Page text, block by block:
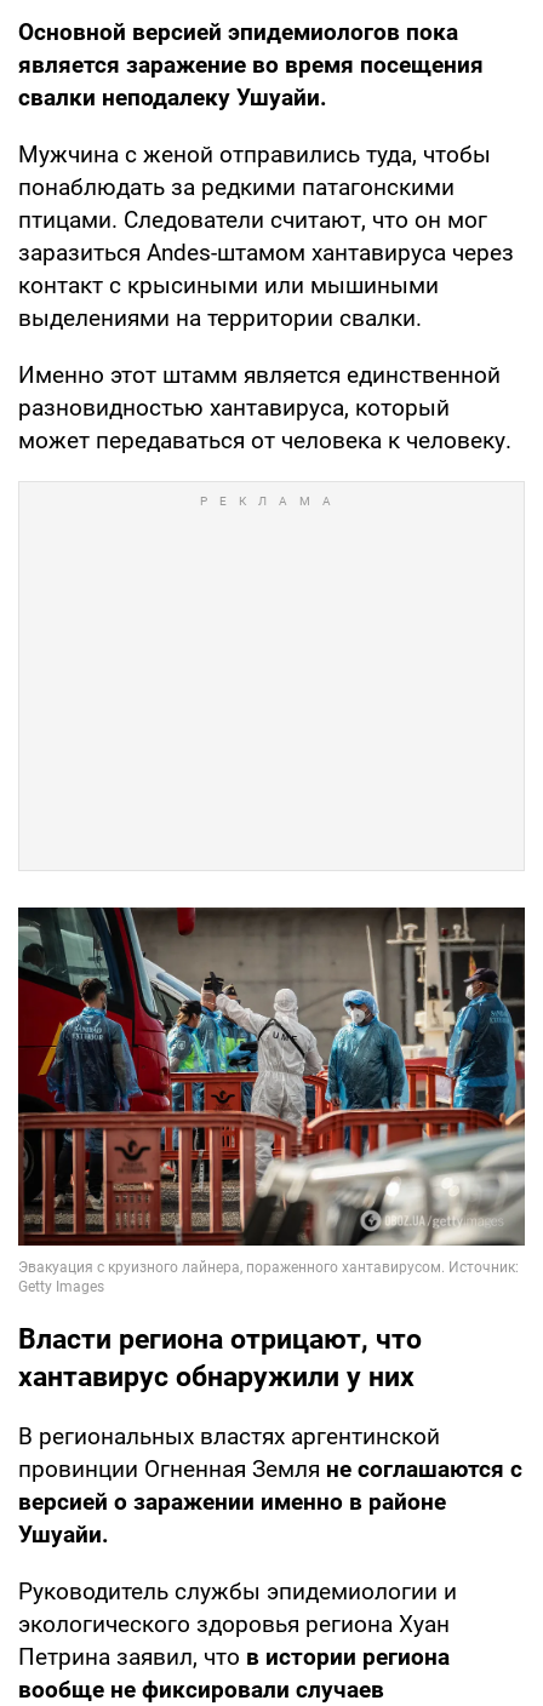
Основной версией эпидемиологов пока
является заражение во время посещения
свалки неподалеку Ушуайи.
Мужчина с женой отправились туда, чтобы
понаблюдать за редкими патагонскими
птицами. Следователи считают, что он мог
заразиться Andes-штамом хантавируса через
контакт с крысиными или мышиными
выделениями на территории свалки.
Именно этот штамм является единственной
разновидностью хантавируса, который
может передаваться от человека к человеку.
Власти региона отрицают, что
хантавирус обнаружили у них
В региональных властях аргентинской
провинции Огненная Земля не соглашаются с
версией о заражении именно в районе
Ушуайи.
Руководитель службы эпидемиологии и
экологического здоровья региона Хуан
Петрина заявил, что в истории региона
вообще не фиксировали случаев